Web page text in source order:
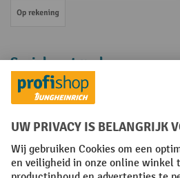
Op rekening
Sociale netwerken
Facebook
YouTube
LinkedInInstagram
Algemene leveringsvoorwaarden